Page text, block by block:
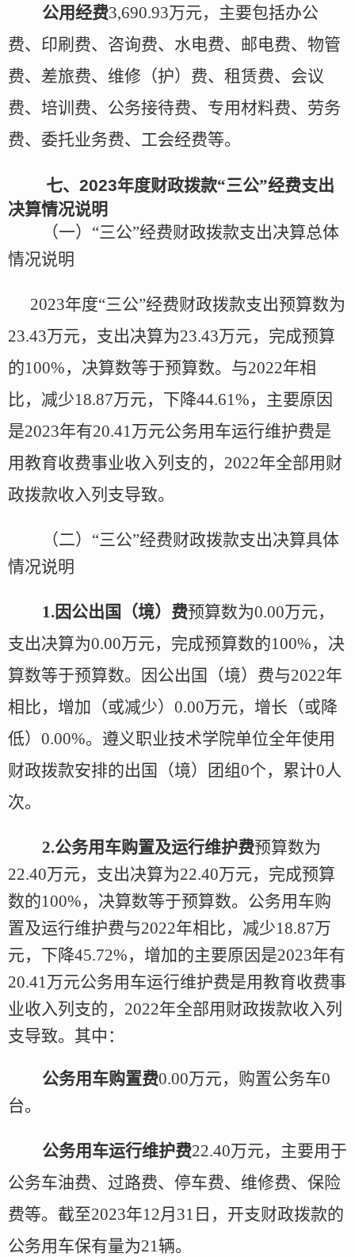
公用经费3,690.93万元，主要包括办公
费、印刷费、咨询费、水电费、邮电费、物管
费、差旅费、维修（护）费、租赁费、会议
费、培训费、公务接待费、专用材料费、劳务
费、委托业务费、工会经费等。
七、 2023年度财政拨款“三公”经费支出
决算情况说明
（一） “三公”经费财政拨款支出决算总体
情况说明
2023年度“三公”经费财政拨款支出预算数为
23.43万元，支出决算为23.43万元，完成预算
的100%，决算数等于预算数。与2022年相
比，减少18.87万元， 下降44.61%，主要原因
是2023年有20.41万元公务用车运行维护费是
用教育收费事业收入列支的，2022年全部用财
政拨款收入列支导致。
（二） “三公”经费财政拨款支出决算具体
情况说明
1.因公出国（境）费预算数为0.00万元，
支出决算为0.00万元，完成预算数的100%，决
算数等于预算数。因公出国（境）费与2022年
相比，增加（或减少） 0.00万元，增长（或降
低）0.00%。遵义职业技术学院单位全年使用
财政拨款安排的出国（境）团组0个，累计0人
次。
2.公务用车购置及运行维护费预算数为
22.40万元，支出决算为22.40万元，完成预算
数的100%，决算数等于预算数。公务用车购
置及运行维护费与2022年相比，减少18.87万
元， 下降45.72%，增加的主要原因是2023年有
20.41万元公务用车运行维护费是用教育收费事
业收入列支的，2022年全部用财政拨款收入列
支导致。其中：
公务用车购置费0.00万元，购置公务车0
台。
公务用车运行维护费22.40万元，主要用于
公务车油费、过路费、停车费、维修费、保险
费等。截至2023年12月31日， 开支财政拨款的
公务用车保有量为21辆。